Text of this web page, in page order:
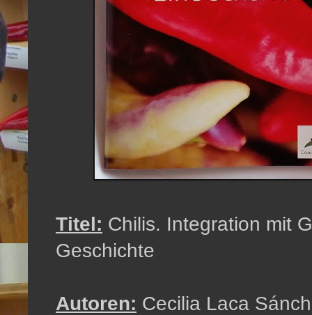
Titel: Chilis. Integration mit
Geschichte
Autoren: Cecilia Laca